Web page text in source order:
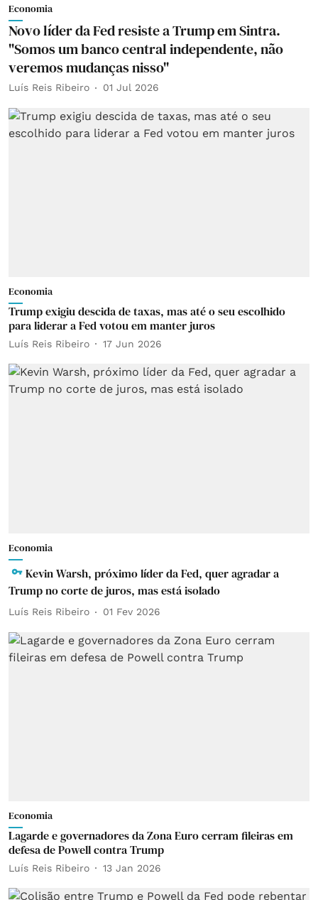
Economia
Novo líder da Fed resiste a Trump em Sintra.
"Somos um banco central independente, não
veremos mudanças nisso"
Luís Reis Ribeiro 01 Jul 2026
Economia
Trump exigiu descida de taxas, mas até o seu escolhido
para liderar a Fed votou em manter juros
Luís Reis Ribeiro 17 Jun 2026
Economia
Kevin Warsh, próximo líder da Fed, quer agradar a
Trump no corte de juros, mas está isolado
Luís Reis Ribeiro 01 Fev 2026
Economia
Lagarde e governadores da Zona Euro cerram fileiras em
defesa de Powell contra Trump
Luís Reis Ribeiro 13 Jan 2026